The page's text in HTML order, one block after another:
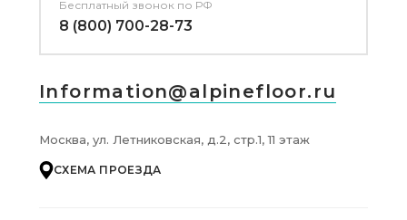
Бесплатный звонок по РФ
8 (800) 700-28-73
Information@alpinefloor.ru
Москва, ул. Летниковская, д.2, стр.1, 11 этаж
СХЕМА ПРОЕЗДА